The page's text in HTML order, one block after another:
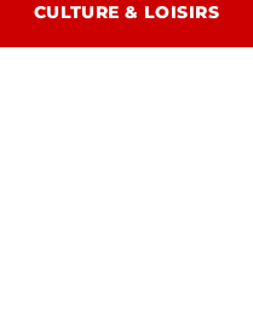
CULTURE & LOISIRS